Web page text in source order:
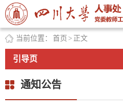
当前位置： 首页 > 正文
引导页
通知公告